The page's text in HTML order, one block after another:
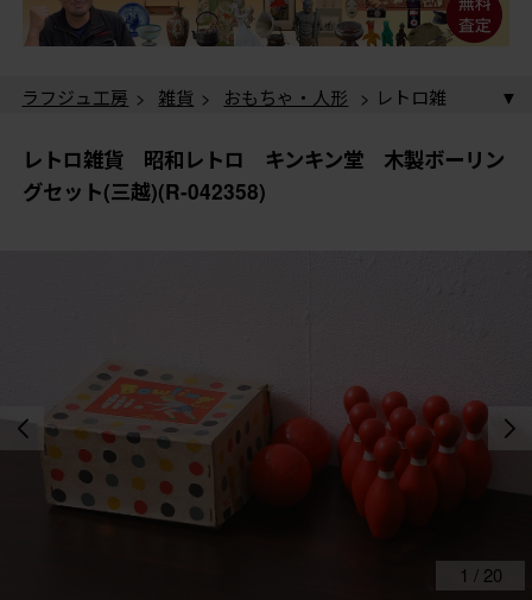
ラフジュ工房 > 雑貨 > おもちゃ・人形
越)(R-042358)
レトロ雑貨 昭和レトロ キンキン堂 木製ボーリン
グセット(三越)(R-042358)
1 / 20